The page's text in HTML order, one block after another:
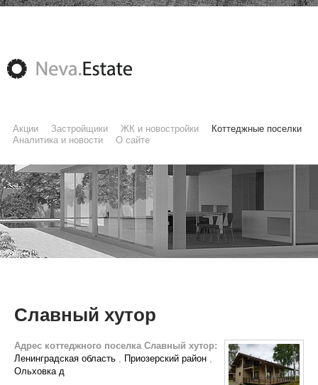
Акции Застройщики ЖК и новостройки
Коттеджные поселки
Аналитика и новости
О сайте
Славный хутор
Адрес коттеджного поселка Славный хутор:
Ленинградская область , Приозерский район ,
Ольховка д